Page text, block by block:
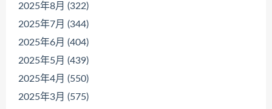
2025年8月 (322)
2025年7月 (344)
2025年6月 (404)
2025年5月 (439)
2025年4月 (550)
2025年3月 (575)